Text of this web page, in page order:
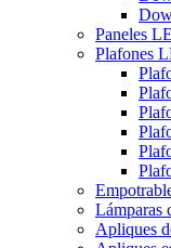
Paneles
Plafones
Lámparas
Apliques